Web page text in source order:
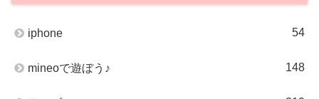
iphone 54
mineoで遊ぼう♪ 148